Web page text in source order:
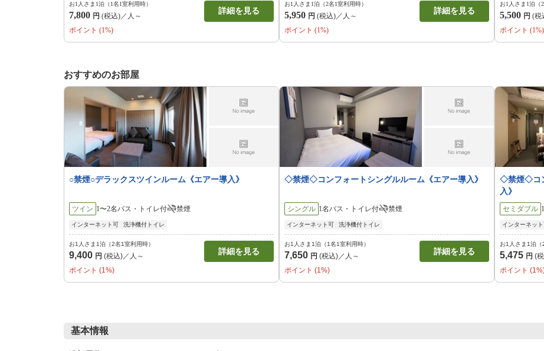
お1人さま1泊（1名1室利用時）
7,800 円 (税込)／人～
詳細を見る
ポイント (1%)
お1人さま1泊（2名1室利用時）
5,950 円 (税込)／人～
詳細を見る
ポイント (1%)
お1人さま1泊（
5,500 円 (税
ポイント (1%)
おすすめのお部屋
○禁煙○デラックスツインルーム《エアー導入》
ツイン 1〜2名バス・トイレ付 禁煙
インターネット可 洗浄機付トイレ
お1人さま1泊（2名1室利用時）
9,400 円 (税込)／人～ 詳細を見る
ポイント (1%)
◇禁煙◇コンフォートシングルルーム《エアー導入》
シングル 1名バス・トイレ付 禁煙
インターネット可 洗浄機付トイレ
お1人さま1泊（1名1室利用時）
7,650 円 (税込)／人～ 詳細を見る
ポイント (1%)
◇禁煙◇コ
入》
セミダブル
インターネッ
お1人さま1泊（
5,475 円 (
ポイント
基本情報